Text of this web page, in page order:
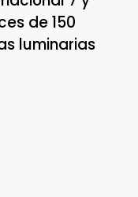
de 150
luminarias